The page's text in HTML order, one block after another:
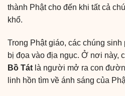
thành Phật cho đến khi tất cả
khổ.
Trong Phật giáo, các chúng
bị đọa vào địa ngục. Ở nơi này,
Bồ Tát là người mở ra con
linh hồn tìm về ánh sáng của